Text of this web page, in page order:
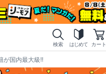
検索 はじめて カート
が国内最大級!!